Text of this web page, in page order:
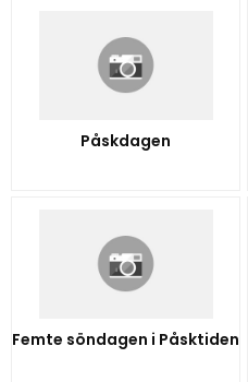
Påskdagen
Femte söndagen i Påsktiden